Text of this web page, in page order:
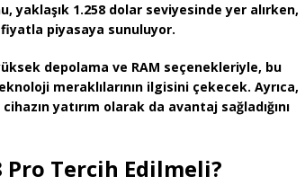
yaklaşık 1.258 dolar seviyesinde yer alırken,
fiyatla piyasaya sunuluyor.
depolama ve RAM seçenekleriyle, bu
meraklılarının ilgisini çekecek. Ayrıca,
yatırım olarak da avantaj sağladığını
Pro Tercih Edilmeli?